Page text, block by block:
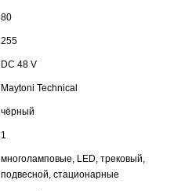
80
255
DC 48 V
Maytoni Technical
чёрный
1
многоламповые, LED, трековый,
подвесной, стационарные